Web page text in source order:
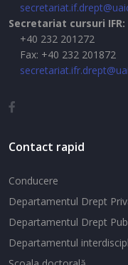
Secretariat cursuri IFR:
+40 232 201272
Fax: +40 232 201872
Contact rapid
Conducere
Departamentul Drept
Departamentul Drept
Departamentul